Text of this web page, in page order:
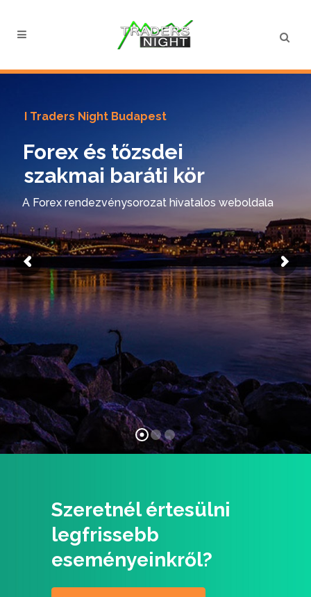
I Traders Night Budapest
Forex és tőzsdei
A Forex rendezvénysorozat hivatalos weboldala
szakmai baráti kör
Szeretnél értesülni
legfrissebb
eseményeinkről?